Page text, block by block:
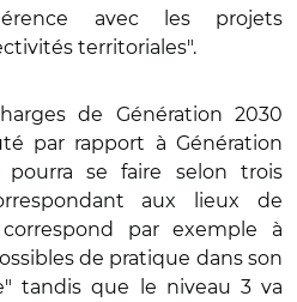
avec les projets
territoriales".
de Génération 2030
par rapport à Génération
se faire selon trois
aux lieux de
par exemple à
de pratique dans son
tandis que le niveau 3 va